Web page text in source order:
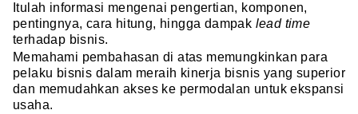
Itulah informasi mengenai pengertian, komponen,
pentingnya, cara hitung, hingga dampak lead time
terhadap bisnis.
Memahami pembahasan di atas memungkinkan para
pelaku bisnis dalam meraih kinerja bisnis yang superior
dan memudahkan akses ke permodalan untuk ekspansi
usaha.